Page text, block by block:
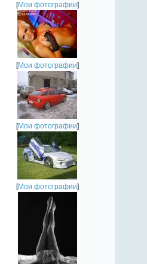
[Мои фотографии]
[Мои фотографии]
[Мои фотографии]
[Мои фотографии]